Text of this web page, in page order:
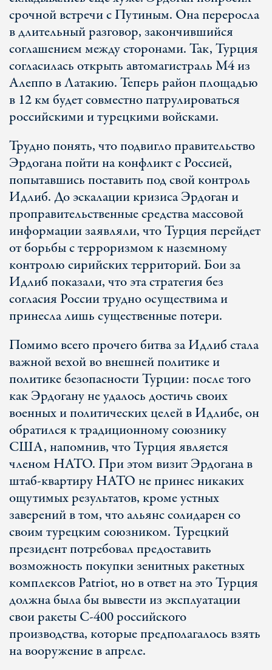
срочной встречи с Путиным. Она переросла
в длительный разговор, закончившийся
соглашением между сторонами. Так, Турция
согласилась открыть автомагистраль M4 из
Алеппо в Латакию. Теперь район площадью
в 12 км будет совместно патрулироваться
российскими и турецкими войсками.
Трудно понять, что подвигло правительство
Эрдогана пойти на конфликт с Россией,
попытавшись поставить под свой контроль
Идлиб. До эскалации кризиса Эрдоган и
проправительственные средства массовой
информации заявляли, что Турция перейдет
от борьбы с терроризмом к наземному
контролю сирийских территорий. Бои за
Идлиб показали, что эта стратегия без
согласия России трудно осуществима и
принесла лишь существенные потери.
Помимо всего прочего битва за Идлиб стала
важной вехой во внешней политике и
политике безопасности Турции: после того
как Эрдогану не удалось достичь своих
военных и политических целей в Идлибе, он
обратился к традиционному союзнику
США, напомнив, что Турция является
членом НАТО. При этом визит Эрдогана в
штаб-квартиру НАТО не принес никаких
ощутимых результатов, кроме устных
заверений в том, что альянс солидарен со
своим турецким союзником. Турецкий
президент потребовал предоставить
возможность покупки зенитных ракетных
комплексов Patriot, но в ответ на это Турция
должна была бы вывести из эксплуатации
свои ракеты С-400 российского
производства, которые предполагалось взять
на вооружение в апреле.